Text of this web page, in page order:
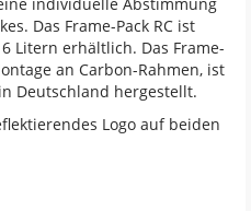
Das Frame-Pack RC ist
Litern erhältlich. Das Frame-
an Carbon-Rahmen, ist
Deutschland hergestellt.
Logo auf beiden